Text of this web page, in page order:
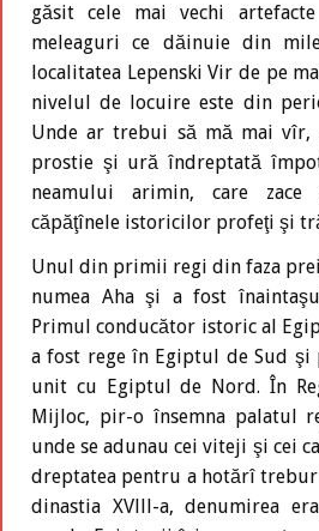
găsit cele mai vechi
meleaguri ce dăinuie din
localitatea Lepenski Vir de pe
nivelul de locuire este din
Unde ar trebui să mă mai vîr,
prostie şi ură îndreptată
neamului arimin, care
căpăţînele istoricilor profeţi şi
Unul din primii regi din faza
numea Aha şi a fost
Primul conducător istoric al
a fost rege în Egiptul de Sud
unit cu Egiptul de Nord. În
Mijloc, pir-o însemna palatul
unde se adunau cei viteji şi cei
dreptatea pentru a hotărî
dinastia XVlll-a, denumirea